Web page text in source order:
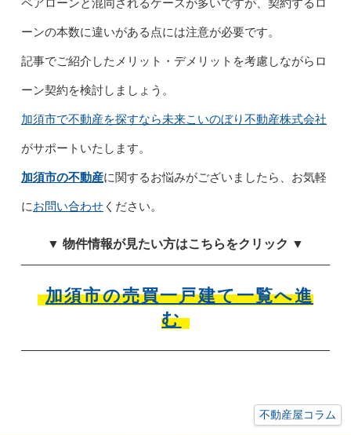
ペアローンと混同されるケースが多いですが、契約するロ
ーンの本数に違いがある点には注意が必要です。
記事でご紹介したメリット・デメリットを考慮しながらロ
ーン契約を検討しましょう。
加須市で不動産を探すなら未来こいのぼり不動産株式会社
がサポートいたします。
加須市の不動産に関するお悩みがございましたら、お気軽
にお問い合わせください。
▼ 物件情報が見たい方はこちらをクリック ▼
加須市の売買一戸建て一覧へ進
む
不動産屋コラム